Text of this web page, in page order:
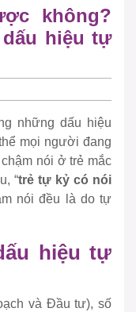
không?
hiệu tự
những dấu hiệu
mọi người đang
nói ở trẻ mắc
“trẻ tự kỷ có nói
nói đều là do tự
hiệu tự
và Đầu tư), số